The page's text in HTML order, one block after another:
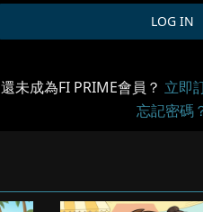
還未成為FI PRIME會員？ 立即
忘記密碼